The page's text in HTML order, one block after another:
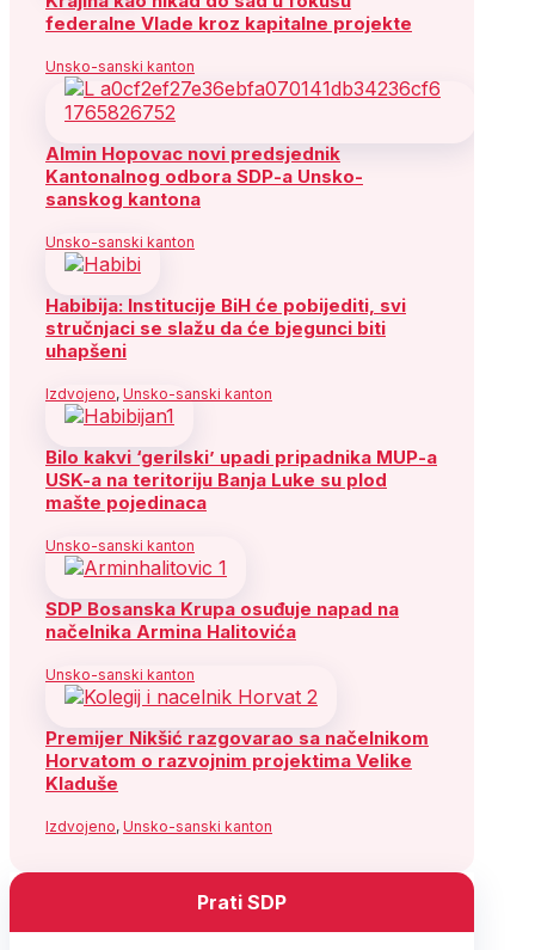
federalne Vlade kroz kapitalne projekte
Unsko-sanski kanton
Almin Hopovac novi predsjednik
Kantonalnog odbora SDP-a Unsko-
sanskog kantona
Unsko-sanski kanton
Habibija: Institucije BiH će pobijediti, svi
stručnjaci se slažu da će bjegunci biti
uhapšeni
Izdvojeno, Unsko-sanski kanton
Bilo kakvi ‘gerilski’ upadi pripadnika MUP-a
USK-a na teritoriju Banja Luke su plod
mašte pojedinaca
Unsko-sanski kanton
SDP Bosanska Krupa osuđuje napad na
načelnika Armina Halitovića
Unsko-sanski kanton
Premijer Nikšić razgovarao sa načelnikom
Horvatom o razvojnim projektima Velike
Kladuše
Izdvojeno, Unsko-sanski kanton
Prati SDP